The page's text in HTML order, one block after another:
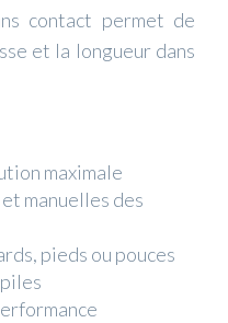
contact permet de
et la longueur dans
maximale
manuelles des
pieds ou pouces